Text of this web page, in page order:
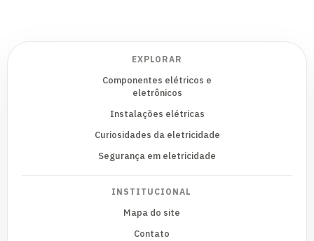
EXPLORAR
Componentes elétricos e
eletrônicos
Instalações elétricas
Curiosidades da eletricidade
Segurança em eletricidade
INSTITUCIONAL
Mapa do site
Contato